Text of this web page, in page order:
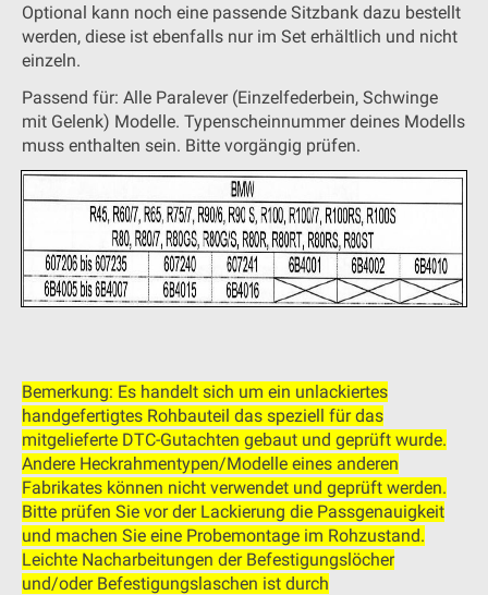
Optional kann noch eine passende Sitzbank dazu bestellt
werden, diese ist ebenfalls nur im Set erhältlich und nicht
einzeln.
Passend für: Alle Paralever (Einzelfederbein, Schwinge
mit Gelenk) Modelle. Typenscheinnummer deines Modells
muss enthalten sein. Bitte vorgängig prüfen.
Bemerkung: Es handelt sich um ein unlackiertes
handgefertigtes Rohbauteil das speziell für das
mitgelieferte DTC-Gutachten gebaut und geprüft wurde.
Andere Heckrahmentypen/Modelle eines anderen
Fabrikates können nicht verwendet und geprüft werden.
Bitte prüfen Sie vor der Lackierung die Passgenauigkeit
und machen Sie eine Probemontage im Rohzustand.
Leichte Nacharbeitungen der Befestigungslöcher
und/oder Befestigungslaschen ist durch